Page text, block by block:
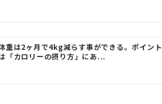
重は2ヶ月で4kg減らす事ができる。ポイント
「カロリーの摂り方」にあ...